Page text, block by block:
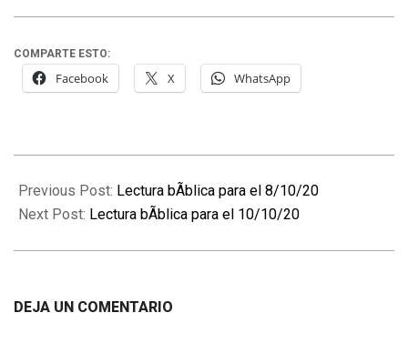
COMPARTE ESTO:
Facebook X WhatsApp
10-
09
Previous Post: Lectura bÃ­blica para el 8/10/20
Next Post: Lectura bÃ­blica para el 10/10/20
DEJA UN COMENTARIO